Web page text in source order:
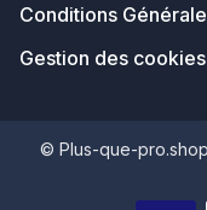
Conditions
Gestion des cookies
© Plus-que-